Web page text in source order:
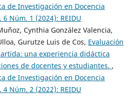
de Investigación en Docencia
Núm. 1 (2024): REIDU
Cynthia González Valencia,
Gurutze Luis de Cos, Evaluación
una experiencia didáctica
de docentes y estudiantes. ,
de Investigación en Docencia
Núm. 2 (2022): REIDU